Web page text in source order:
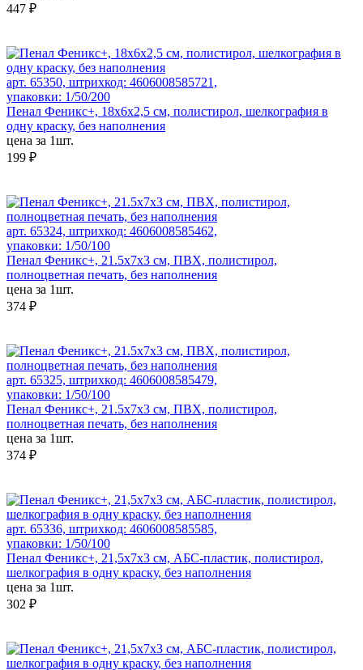
447 ₽
арт. 65350, штрихкод: 4606008585721,
упаковки: 1/50/200
Пенал Феникс+, 18х6х2,5 см, полистирол, шелкография в
одну краску, без наполнения
цена за 1шт.
199 ₽
арт. 65324, штрихкод: 4606008585462,
упаковки: 1/50/100
Пенал Феникс+, 21.5x7x3 см, ПВХ, полистирол,
полноцветная печать, без наполнения
цена за 1шт.
374 ₽
арт. 65325, штрихкод: 4606008585479,
упаковки: 1/50/100
Пенал Феникс+, 21.5x7x3 см, ПВХ, полистирол,
полноцветная печать, без наполнения
цена за 1шт.
374 ₽
арт. 65336, штрихкод: 4606008585585,
упаковки: 1/50/100
Пенал Феникс+, 21,5x7x3 см, АБС-пластик, полистирол,
шелкография в одну краску, без наполнения
цена за 1шт.
302 ₽